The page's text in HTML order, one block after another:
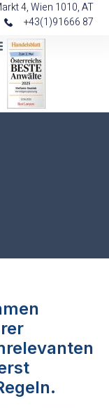
4, Wien 1010, AT
+43(1)91666 87